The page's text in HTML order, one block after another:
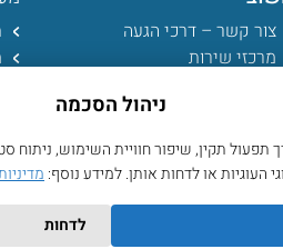
צור קשר – דרכי הגעה
מרכזי שירות
תמיכה טכנית
ניהול הסכמה
תקין, שיפור חוויית השימוש, ניתוח
או לדחות אותן. למידע נוסף:
לדחות